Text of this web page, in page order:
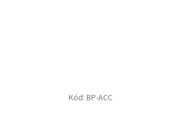
Kód: BP-ACC